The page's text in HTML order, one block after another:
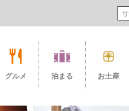
グルメ 泊まる お土産